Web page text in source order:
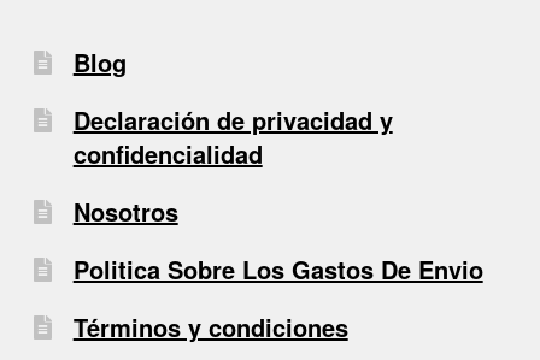
Blog
Declaración de privacidad y
confidencialidad
Nosotros
Politica Sobre Los Gastos De Envio
Términos y condiciones